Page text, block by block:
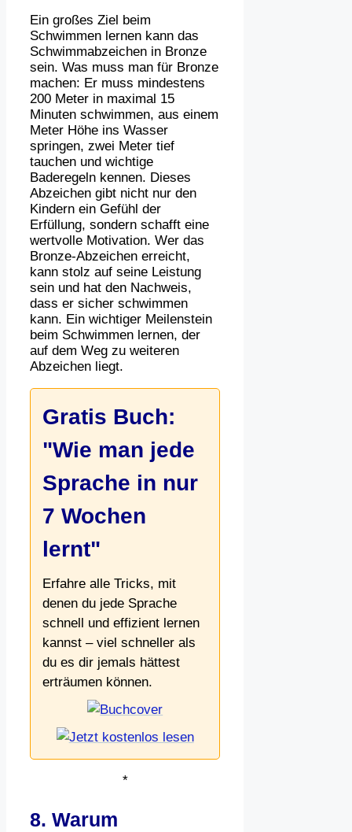
Ein großes Ziel beim
Schwimmen lernen kann das
Schwimmabzeichen in Bronze
sein. Was muss man für Bronze
machen: Er muss mindestens
200 Meter in maximal 15
Minuten schwimmen, aus einem
Meter Höhe ins Wasser
springen, zwei Meter tief
tauchen und wichtige
Baderegeln kennen. Dieses
Abzeichen gibt nicht nur den
Kindern ein Gefühl der
Erfüllung, sondern schafft eine
wertvolle Motivation. Wer das
Bronze-Abzeichen erreicht,
kann stolz auf seine Leistung
sein und hat den Nachweis,
dass er sicher schwimmen
kann. Ein wichtiger Meilenstein
beim Schwimmen lernen, der
auf dem Weg zu weiteren
Abzeichen liegt.
Gratis Buch:
"Wie man jede
Sprache in nur
7 Wochen
lernt"
Erfahre alle Tricks, mit
denen du jede Sprache
schnell und effizient lernen
kannst – viel schneller als
du es dir jemals hättest
erträumen können.
*
8. Warum